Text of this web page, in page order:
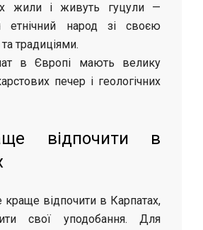
жили і живуть гуцули —
етнічний народ зі своєю
традиціями.
в Європі мають велику
печер і геологічних
відпочити в
відпочити в Карпатах,
свої уподобання. Для